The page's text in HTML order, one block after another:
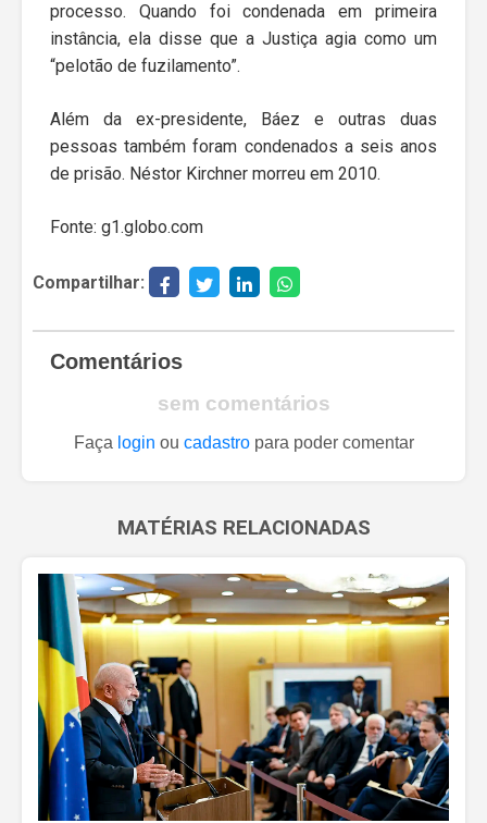
processo. Quando foi condenada em primeira
instância, ela disse que a Justiça agia como um
“pelotão de fuzilamento”.
Além da ex-presidente, Báez e outras duas
pessoas também foram condenados a seis anos
de prisão. Néstor Kirchner morreu em 2010.
Fonte: g1.globo.com
Compartilhar:
Comentários
sem comentários
Faça login ou cadastropara poder comentar
MATÉRIAS RELACIONADAS